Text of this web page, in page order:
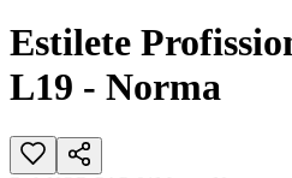
Estilete
L19 - Norma